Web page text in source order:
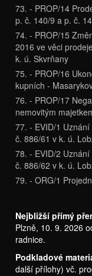
73. - PROP/14
p. č. 140/9 a p. č.
74. - PROP/15
2016 ve věci
k. ú. Skvrňany
75. - PROP/16
kupních -
76. - PROP/17
nemovitým
77. - EVID/1
č. 886/61 v k. ú.
78. - EVID/2
č. 886/62 v k. ú.
79. - ORG/1
Nejbližší přímý
Plzně, 10. 9. 2026
radnice.
Podkladové
další přílohy) vč.